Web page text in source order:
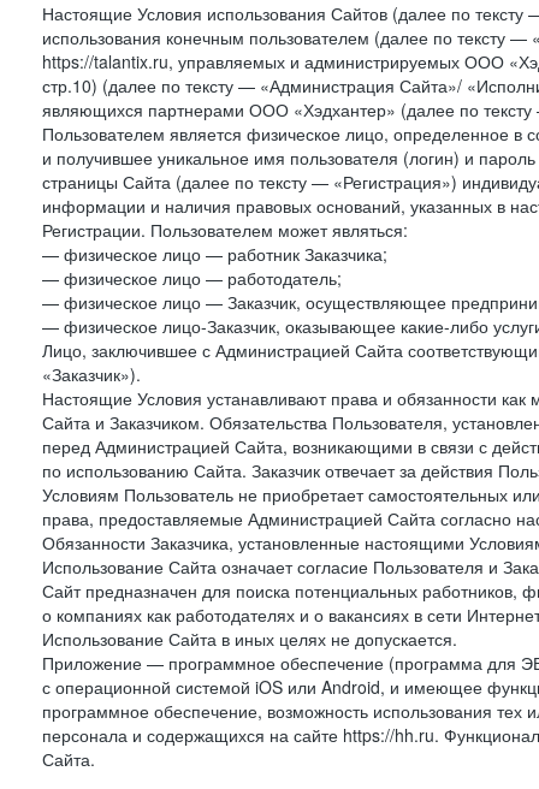
Настоящие Условия использования Сайтов (далее по
использования конечным пользователем (далее по тексту
https://talantix.ru, управляемых и администрируемых ООО
стр.10) (далее по тексту — «Администрация Сайта»/
являющихся партнерами ООО «Хэдхантер» (далее по
Пользователем является физическое лицо, определенное в
и получившее уникальное имя пользователя (логин) и
страницы Сайта (далее по тексту — «Регистрация»)
информации и наличия правовых оснований, указанных в
Регистрации. Пользователем может являться:
— физическое лицо — работник Заказчика;
— физическое лицо — работодатель;
— физическое лицо — Заказчик, осуществляющее
— физическое лицо-Заказчик, оказывающее какие-либо
Лицо, заключившее с Администрацией Сайта
«Заказчик»).
Настоящие Условия устанавливают права и обязанности
Сайта и Заказчиком. Обязательства Пользователя,
перед Администрацией Сайта, возникающими в связи с
по использованию Сайта. Заказчик отвечает за действия
Условиям Пользователь не приобретает самостоятельных
права, предоставляемые Администрацией Сайта согласно
Обязанности Заказчика, установленные настоящими
Использование Сайта означает согласие Пользователя и
Сайт предназначен для поиска потенциальных
о компаниях как работодателях и о вакансиях в сети
Использование Сайта в иных целях не допускается.
Приложение — программное обеспечение (программа для
с операционной системой iOS или Android, и имеющее
программное обеспечение, возможность использования
персонала и содержащихся на сайте https://hh.ru.
Сайта.